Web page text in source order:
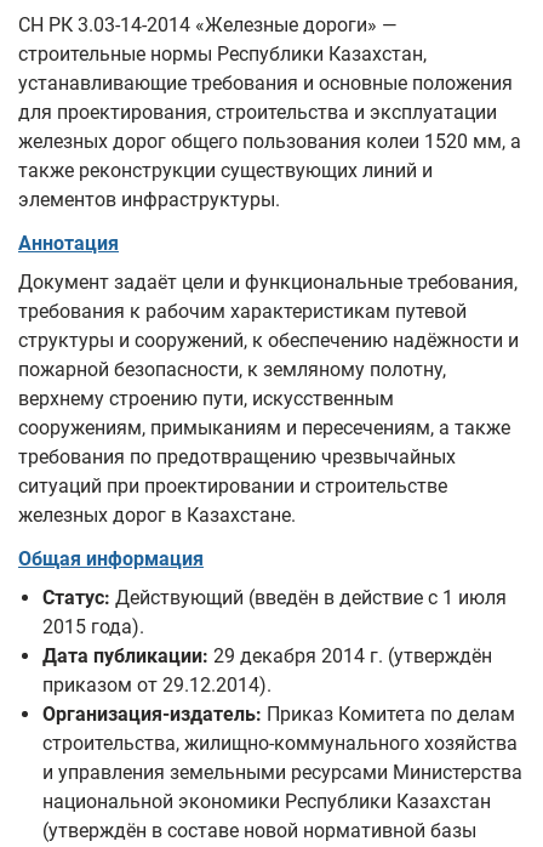
СН РК 3.03-14-2014 «Железные дороги» —
строительные нормы Республики Казахстан,
устанавливающие требования и основные положения
для проектирования, строительства и эксплуатации
железных дорог общего пользования колеи 1520 мм, а
также реконструкции существующих линий и
элементов инфраструктуры.
Аннотация
Документ задаёт цели и функциональные требования,
требования к рабочим характеристикам путевой
структуры и сооружений, к обеспечению надёжности и
пожарной безопасности, к земляному полотну,
верхнему строению пути, искусственным
сооружениям, примыканиям и пересечениям, а также
требования по предотвращению чрезвычайных
ситуаций при проектировании и строительстве
железных дорог в Казахстане.
Общая информация
Статус: Действующий (введён в действие с 1 июля
2015 года).
Дата публикации: 29 декабря 2014 г. (утверждён
приказом от 29.12.2014).
Организация-издатель: Приказ Комитета по делам
строительства, жилищно‑коммунального хозяйства
и управления земельными ресурсами Министерства
национальной экономики Республики Казахстан
(утверждён в составе новой нормативной базы